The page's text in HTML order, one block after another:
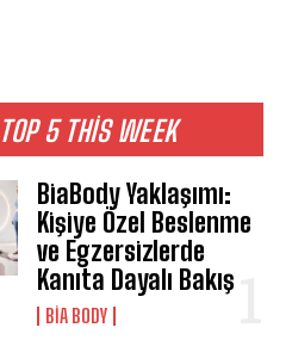
TOP 5 THIS WEEK
BiaBody Yaklaşımı:
Kişiye Özel Beslenme
ve Egzersizlerde
Kanıta Dayalı Bakış
BIA BODY